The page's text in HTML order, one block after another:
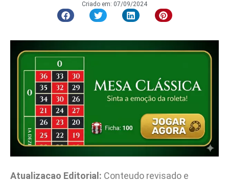
Criado em: 07/09/2024
Atualizacao Editorial: Conteudo revisado e